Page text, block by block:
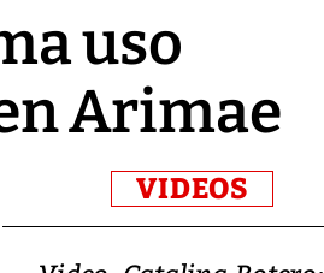
uso
Arimae
VIDEOS